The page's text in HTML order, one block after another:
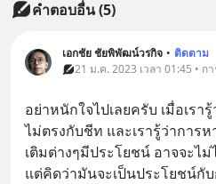
คำตอบอื่น(5)
เอกชัย ชัยพิพัฒน์วรกิจ • ติดตาม
21 ม.ค. 2023 เวลา 01:45 • ก
อย่าหนักใจไปเลยครับ เมื่อเร
ไม่ตรงกับชีท และเรารู้ว่าการ
เติมต่างๆมีประโยชน์ อาจจะไ
แต่คิดว่ามันจะเป็นประโยชน์กั